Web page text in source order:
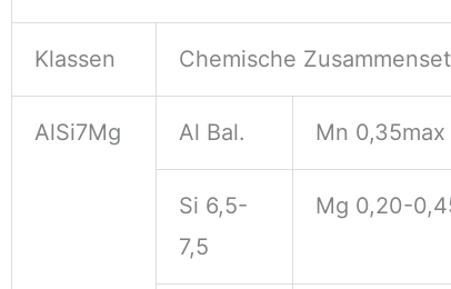
Klassen Chemische
AlSi7Mg Al Bal. Mn 0,35max
Si 6,5-
7,5
Mg 0,20-